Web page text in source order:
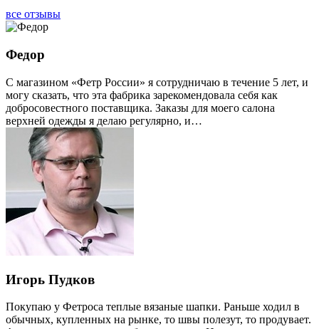
все отзывы
Федор
С магазином «Фетр России» я сотрудничаю в течение 5 лет, и
могу сказать, что эта фабрика зарекомендовала себя как
добросовестного поставщика. Заказы для моего салона
верхней одежды я делаю регулярно, и…
Игорь Пудков
Покупаю у Фетроса теплые вязаные шапки. Раньше ходил в
обычных, купленных на рынке, то швы полезут, то продувает.